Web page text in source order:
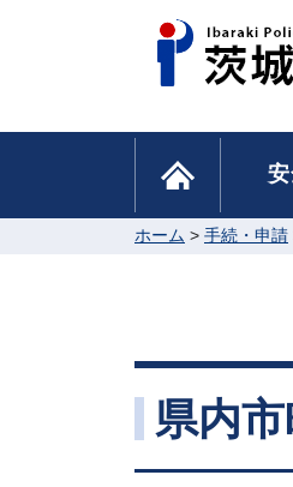
home
ホーム > 手続・申請
県内